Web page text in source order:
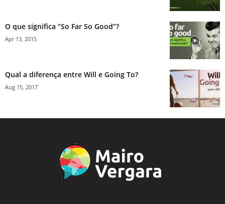
O que significa “So Far So Good”?
Apr 13, 2015
Qual a diferença entre Will e Going To?
Aug 15, 2017